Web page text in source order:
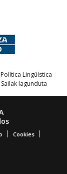
Lingüística
lagunduta
Cookies